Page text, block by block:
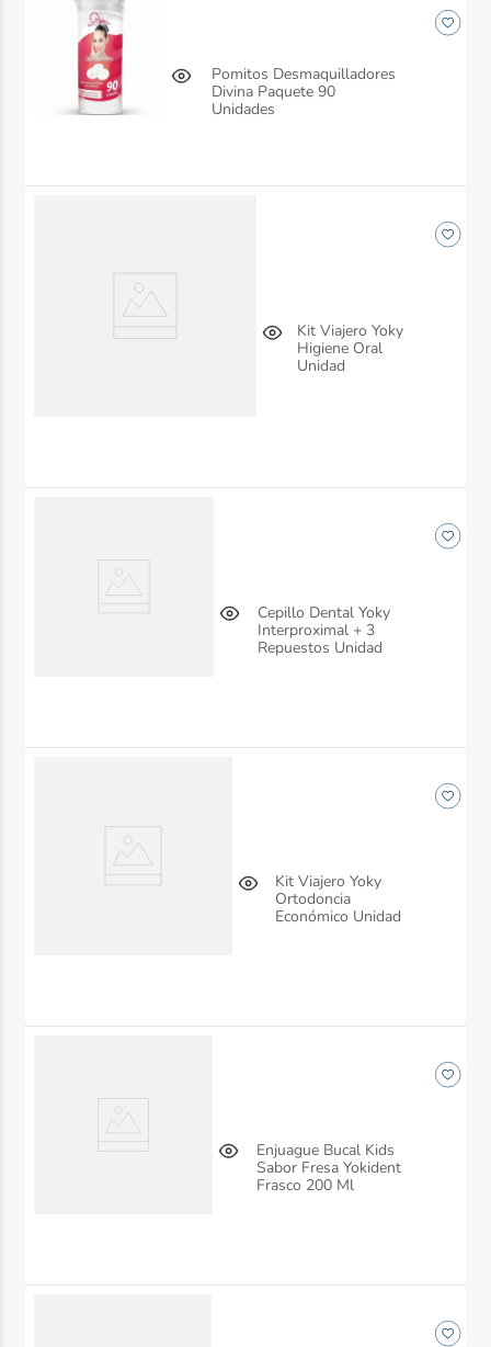
Pomitos Desmaquilladores
Divina Paquete 90
Unidades
Kit Viajero Yoky
Higiene Oral
Unidad
Cepillo Dental Yoky
Interproximal + 3
Repuestos Unidad
Kit Viajero Yoky
Ortodoncia
Económico Unidad
Enjuague Bucal Kids
Sabor Fresa Yokident
Frasco 200 Ml